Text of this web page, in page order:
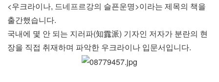
<우크라이나, 드네프르강의 슬픈운명>이라는 제목의 책을
출간했습니다.
국내에 몇 안 되는 지러파(知露派) 기자인 저자가 분란의 현
장을 직접 취재하며 파악한 우크라이나 입문서입니다.